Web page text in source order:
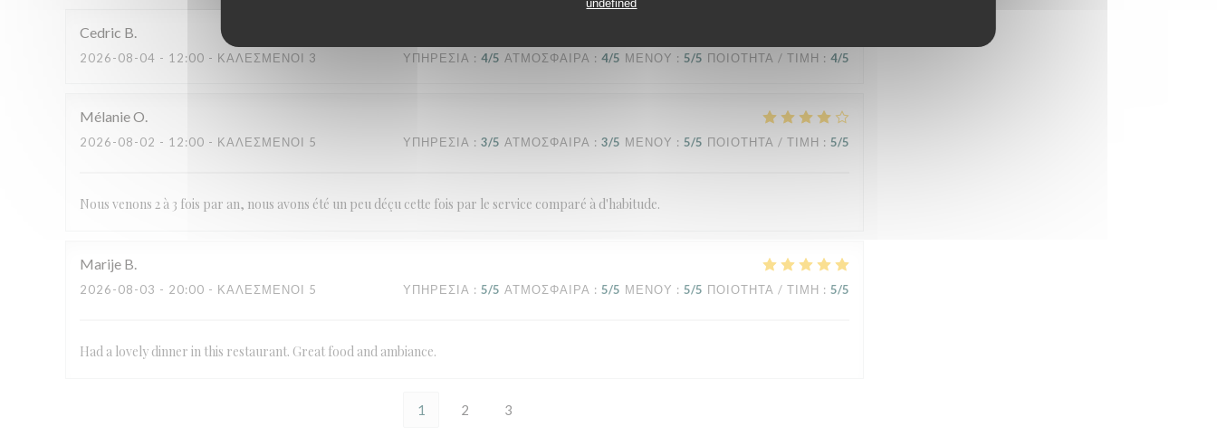
undefined
Cedric B
2026-08-04 - 12:00 - ΚΑΛΕΣΜΈΝΟΙ 3 ΥΠΗΡΕΣΊΑ : 4/5 ΑΤΜΌΣΦΑΙΡΑ : 4/5 ΜΕΝΟΎ : 5/5 ΠΟΙΌΤΗΤΑ / ΤΙΜΉ : 4/5
MélanieO
2026-08-02 - 12:00 - ΚΑΛΕΣΜΈΝΟΙ 5 ΥΠΗΡΕΣΊΑ : 3/5 ΑΤΜΌΣΦΑΙΡΑ : 3/5 ΜΕΝΟΎ : 5/5 ΠΟΙΌΤΗΤΑ / ΤΙΜΉ : 5/5
Nous venons 2 à 3 fois par an, nous avons été un peu déçu cette fois par le service comparé à d'habitude.
Marije B
2026-08-03 - 20:00 - ΚΑΛΕΣΜΈΝΟΙ 5 ΥΠΗΡΕΣΊΑ : 5/5 ΑΤΜΌΣΦΑΙΡΑ : 5/5 ΜΕΝΟΎ : 5/5 ΠΟΙΌΤΗΤΑ / ΤΙΜΉ : 5/5
Had a lovely dinner in this restaurant. Great food and ambiance.
1 2 3